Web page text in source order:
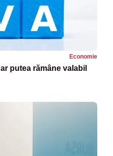
Economie
putea rămâne valabil